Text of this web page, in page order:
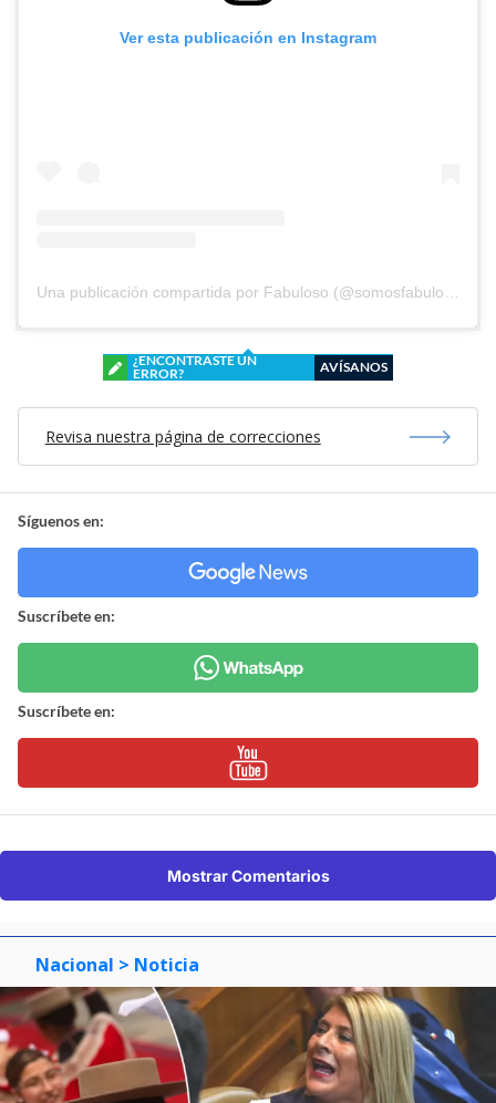
Ver esta publicación en Instagram
Una publicación compartida por Fabuloso (@somosfabuloso)
¿ENCONTRASTE UN
ERROR?
AVÍSANOS
Revisa nuestra página de correcciones
Síguenos en:
Suscríbete en:
Suscríbete en:
Mostrar Comentarios
Nacional > Noticia